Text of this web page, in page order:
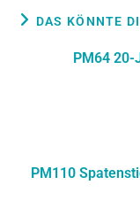
DAS KÖNNTE
PM64
PM110